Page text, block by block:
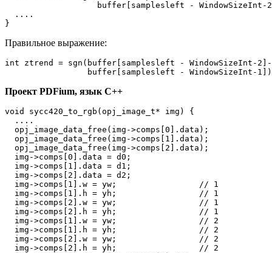
buffer[samplesleft - WindowSizeInt-
  ....
}
Правильное выражение:
int ztrend = sgn(buffer[samplesleft - WindowSizeInt-2]-
buffer[samplesleft - WindowSizeInt-
Проект PDFium, язык C++
void sycc420_to_rgb(opj_image_t* img) {
  ....
  opj_image_data_free(img->comps[0].data);
  opj_image_data_free(img->comps[1].data);
  opj_image_data_free(img->comps[2].data);
  img->comps[0].data = d0;
  img->comps[1].data = d1;
  img->comps[2].data = d2;
  img->comps[1].w = yw;                 // 1
  img->comps[1].h = yh;                 // 1
  img->comps[2].w = yw;                 // 1
  img->comps[2].h = yh;                 // 1
  img->comps[1].w = yw;                 // 2
  img->comps[1].h = yh;                 // 2
  img->comps[2].w = yw;                 // 2
  img->comps[2].h = yh;                 // 2